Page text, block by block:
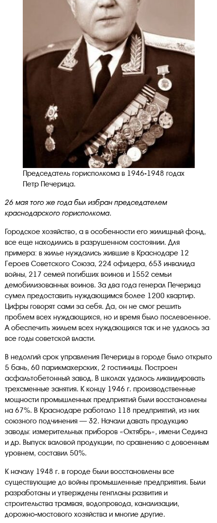
Председатель горисполкома в 1946-1948 годах
Петр Печерица.
26 мая того же года был избран председателем
краснодарского горисполкома.
Городское хозяйство, а в особенности его жилищный фонд,
все еще находились в разрушенном состоянии. Для
примера: в жилье нуждались жившие в Краснодаре 12
Героев Советского Союза, 224 офицера, 653 инвалида
войны, 217 семей погибших воинов и 1552 семьи
демобилизованных воинов. За два года генерал Печерица
сумел предоставить нуждающимся более 1200 квартир.
Цифры говорят сами за себя. Да, он не смог решить
проблем всех нуждающихся, но и время было послевоенное.
А обеспечить жильем всех нуждающихся так и не удалось за
все годы советской власти.
В недолгий срок управления Печерицы в городе было открыто
5 бань, 60 парикмахерских, 2 гостиницы. Построен
асфальтобетонный завод. В школах удалось ликвидировать
трехсменные занятия. К концу 1946 г. производственные
мощности промышленных предприятий были восстановлены
на 67%. В Краснодаре работало 118 предприятий, из них
союзного подчинения — 32. Начали давать продукцию
заводы: измерительных приборов «Октябрь», имени Седина
и др. Выпуск валовой продукции, по сравнению с довоенным
уровнем, составил 50%.
К началу 1948 г. в городе были восстановлены все
существующие до войны промышленные предприятия. Были
разработаны и утверждены генпланы развития и
строительства трамвая, водопровода, канализации,
дорожно-мостового хозяйства и многие другие.